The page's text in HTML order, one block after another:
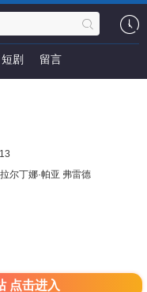
短剧 留言
尔丁娜·帕亚 弗雷德
点击进入